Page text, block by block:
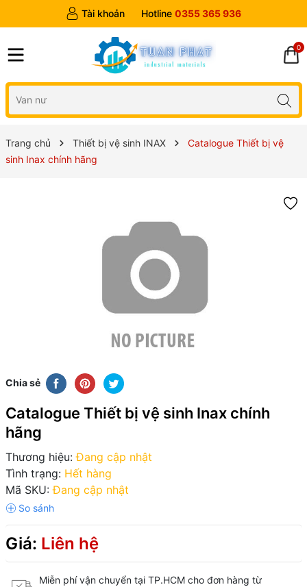
Tài khoản Hotline 0355 365 936
0
Trang chủ Thiết bị vệ sinh INAX
Catalogue Thiết bị vệ
sinh Inax chính hãng
Chia sẻ
Catalogue Thiết bị vệ sinh Inax chính
hãng
Thương hiệu: Đang cập nhật
Tình trạng: Hết hàng
Mã SKU: Đang cập nhật
Giá: Liên hệ
Miễn phí vận chuyển tại TP.HCM cho đơn hàng từ